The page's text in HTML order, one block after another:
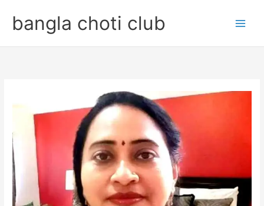
contentbangla choti club